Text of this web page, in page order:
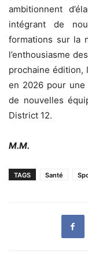
ambitionnent
intégrant de
formations sur la
l’enthousiasme
prochaine édition,
en 2026 pour
de nouvelles
District 12.
M.M.
TAGS Santé